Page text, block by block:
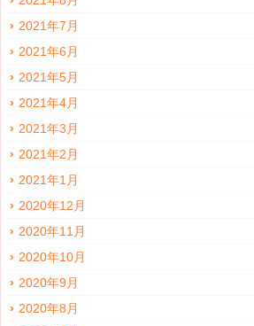
2021年7月
2021年6月
2021年5月
2021年4月
2021年3月
2021年2月
2021年1月
2020年12月
2020年11月
2020年10月
2020年9月
2020年8月